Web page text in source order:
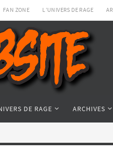
FAN ZONE L’UNIVERS DE RAGE
DE RAGE ARCHIVES